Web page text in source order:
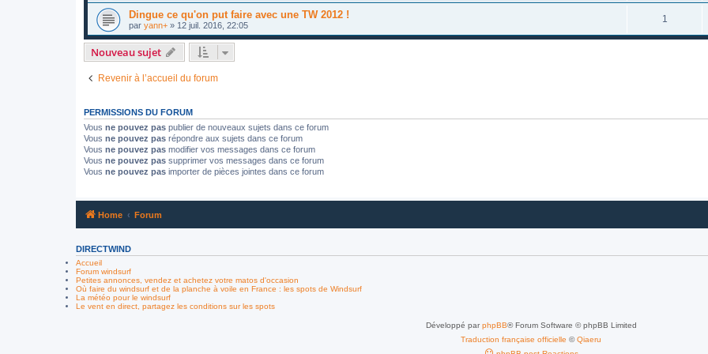
Dingue ce qu'on put faire avec une TW 2012 !
par yann+ » 12 juil. 2016, 22:05
1
Nouveau sujet
Revenir à l’accueil du forum
PERMISSIONS DU FORUM
Vous ne pouvez pas publier de nouveaux sujets dans ce forum
Vous ne pouvez pas répondre aux sujets dans ce forum
Vous ne pouvez pas modifier vos messages dans ce forum
Vous ne pouvez pas supprimer vos messages dans ce forum
Vous ne pouvez pas importer de pièces jointes dans ce forum
Home Forum
DIRECTWIND
Accueil
Forum windsurf
Petites annonces, vendez et achetez votre matos d'occasion
Où faire du windsurf et de la planche à voile en France : les spots de Windsurf
La météo pour le windsurf
Le vent en direct, partagez les conditions sur les spots
Développé parphpBB® Forum Software © phpBB Limited
Traduction française officielle ©Qiaeru